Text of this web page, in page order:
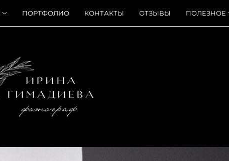
ПОРТФОЛИО КОНТАКТЫ ОТЗЫВЫ ПОЛЕЗНОЕ